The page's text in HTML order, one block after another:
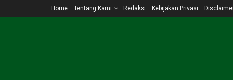
Home Tentang Kami Redaksi Kebijakan Privasi